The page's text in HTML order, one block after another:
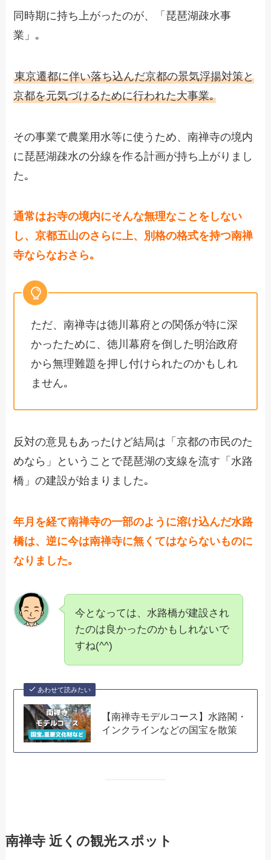
同時期に持ち上がったのが、「琵琶湖疎水事
業」｡
東京遷都に伴い落ち込んだ京都の景気浮揚対策と
京都を元気づけるために行われた大事業｡
その事業で農業用水等に使うため、南禅寺の境内
に琵琶湖疎水の分線を作る計画が持ち上がりまし
た｡
通常はお寺の境内にそんな無理なことをしない
し、京都五山のさらに上、別格の格式を持つ南禅
寺ならなおさら｡
ただ、南禅寺は徳川幕府との関係が特に深
かったために、徳川幕府を倒した明治政府
から無理難題を押し付けられたのかもしれ
ません｡
反対の意見もあったけど結局は「京都の市民のた
めなら」ということで琵琶湖の支線を流す「水路
橋」の建設が始まりました｡
年月を経て南禅寺の一部のように溶け込んだ水路
橋は、逆に今は南禅寺に無くてはならないものに
なりました｡
今となっては、水路橋が建設され
たのは良かったのかもしれないで
すね(^^)
あわせて読みたい
【南禅寺モデルコース】水路閣・
インクラインなどの国宝を散策
南禅寺 近くの観光スポット